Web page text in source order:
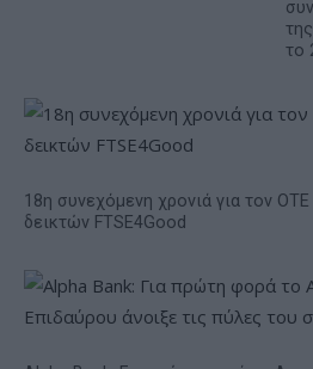
το
18η συνεχόμενη χρονιά για τον
δεικτών FTSE4Good